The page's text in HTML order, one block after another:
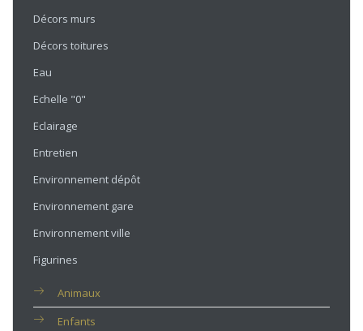
Décors murs
Décors toitures
Eau
Echelle "0"
Eclairage
Entretien
Environnement dépôt
Environnement gare
Environnement ville
Figurines
Animaux
Enfants